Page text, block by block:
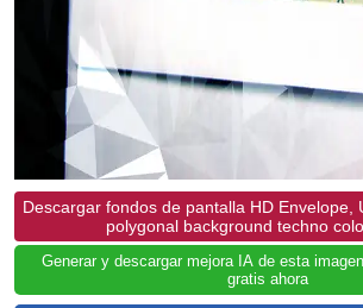
Descargar fondos de pantalla HD Envelope,
polygonal background techno
Generar y descargar mejora IA de esta
gratis ahora